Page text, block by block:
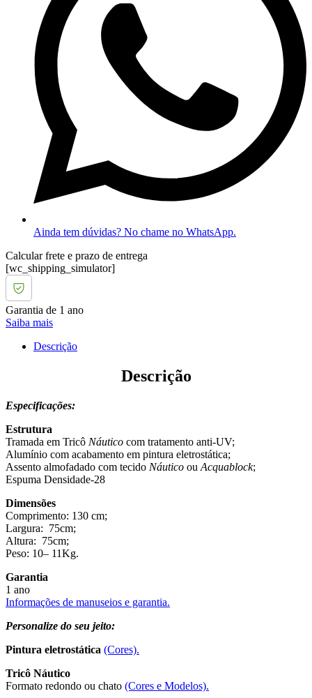
Ainda tem dúvidas? No chame no WhatsApp.
Calcular frete e prazo de entrega
[wc_shipping_simulator]
Garantia de 1 ano
Saiba mais
Descrição
Descrição
Especificações:
Estrutura
Tramada em Tricô Náutico com tratamento anti-UV;
Alumínio com acabamento em pintura eletrostática;
Assento almofadado com tecido Náutico ou Acquablock;
Espuma Densidade-28
Dimensões
Comprimento: 130 cm;
Largura: 75cm;
Altura: 75cm;
Peso: 10– 11Kg.
Garantia
1 ano
Informações de manuseios e garantia.
Personalize do seu jeito:
Pintura eletrostática (Cores).
Tricô Náutico
Formato redondo ou chato (Cores e Modelos).